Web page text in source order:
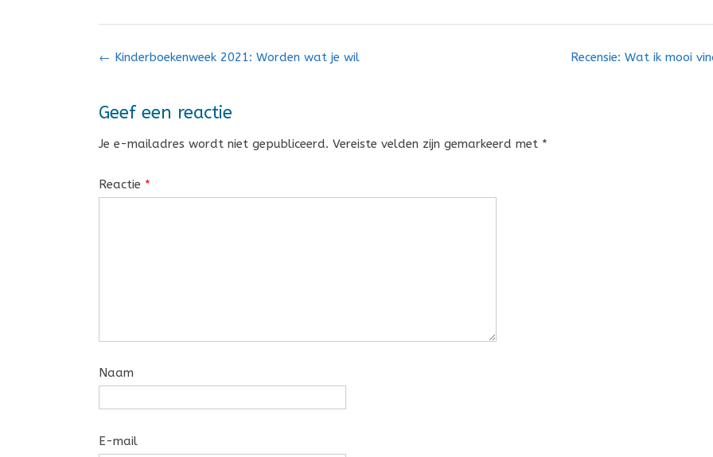
Bericht
Recensie: Wat ik mooi
← Kinderboekenweek 2021: Worden wat je wil
Geef een reactie
Je e-mailadres wordt niet gepubliceerd. Vereiste velden zijn gemarkeerd met *
Reactie *
Naam
E-mail